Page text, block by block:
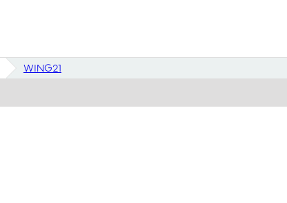
WING21